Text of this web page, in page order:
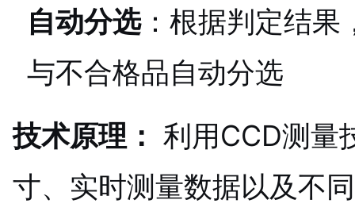
自动分选：根据判定结果
与不合格品自动分选
技术原理： 利用CCD测量
寸、实时测量数据以及不